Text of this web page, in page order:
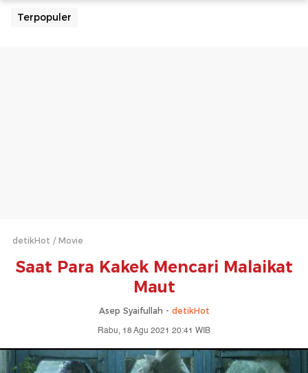
Terpopuler
detikHot Movie
Saat Para Kakek Mencari Malaikat
Maut
Asep Syaifullah - detikHot
Rabu, 18 Agu 2021 20:41 WIB